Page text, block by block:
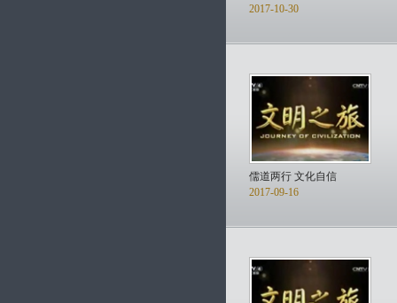
2017-10-30
儒道两行 文化自信
2017-09-16